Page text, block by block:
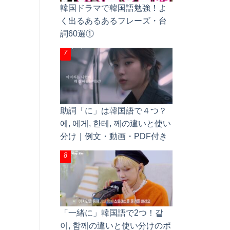
韓国ドラマで韓国語勉強！よ
く出るあるあるフレーズ・台
詞60選①
助詞「に」は韓国語で４つ？
에, 에게, 한테, 께の違いと使い
分け｜例文・動画・PDF付き
「一緒に」韓国語で2つ！같
이, 함께の違いと使い分けのポ